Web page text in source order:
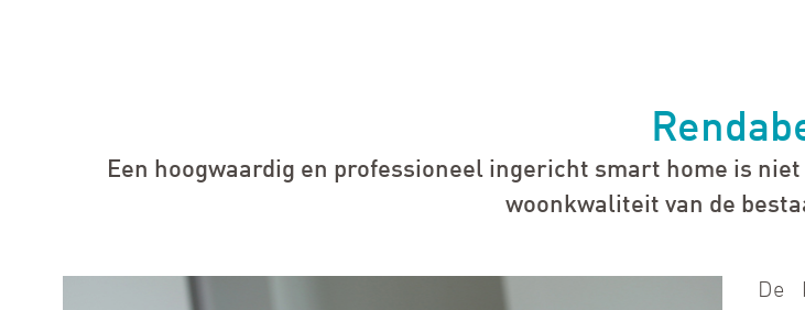
Een hoogwaardig en professioneel ingericht smart home is
woonkwaliteit van de
De